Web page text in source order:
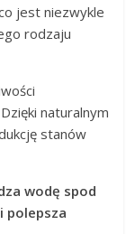
jest niezwykle
rodzaju
naturalnym
stanów
wodę spod
polepsza